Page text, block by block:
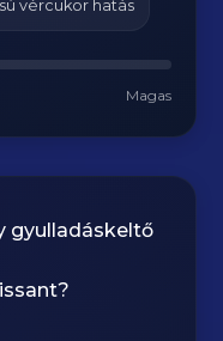
vércukor hatás
Magas
gyulladáskeltő
?